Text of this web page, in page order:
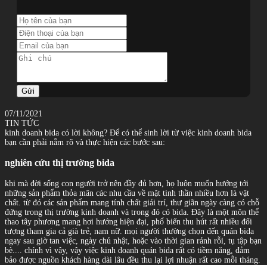
Gửi
07/11/2021
TIN TỨC
kinh doanh bida có lời không? Để có thể sinh lời từ việc kinh doanh bida
bạn cần phải nắm rõ và thực hiện các bước sau:
nghiên cứu thị trường bida
khi mà đời sống con người trở nên đầy đủ hơn, họ luôn muốn hướng tới
những sản phẩm thỏa mãn các nhu cầu về mặt tinh thần nhiều hơn là vật
chất. từ đó các sản phẩm mang tính chất giải trí, thư giãn ngày càng có chỗ
đứng trong thị trường kinh doanh và trong đó có bida. Đây là một môn thể
thao tây phương mang hơi hướng hiện đại, phổ biến thu hút rất nhiều đối
tượng tham gia cả già trẻ, nam nữ. mọi người thường chọn đến quán bida
ngay sau giờ tan việc, ngày chủ nhật, hoặc vào thời gian rảnh rỗi, tụ tập bạn
bè.... chính vì vậy, vậy việc kinh doanh quán bida rất có tiềm năng, đảm
bảo được nguồn khách hàng dài lâu đều thu lại lợi nhuận rất cao mỗi tháng.